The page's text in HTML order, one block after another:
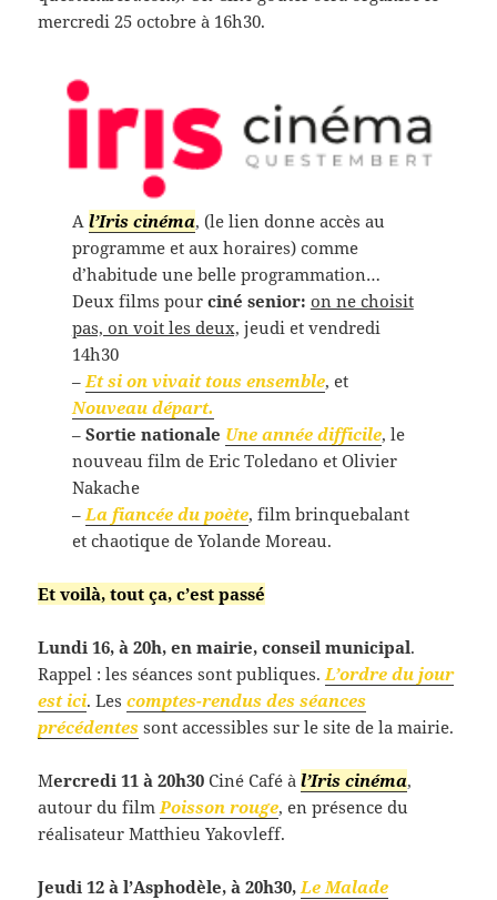
mercredi 25 octobre à 16h30.
A l’Iris cinéma, (le lien donne accès au
programme et aux horaires) comme
d’habitude une belle programmation…
Deux films pour ciné senior: on ne choisit
pas, on voit les deux, jeudi et vendredi
14h30
–Et si on vivait tous ensemble, et
Nouveau départ.
– Sortie nationale Une année difficile, le
nouveau film de Eric Toledano et Olivier
Nakache
–La fiancée du poète, film brinquebalant
et chaotique de Yolande Moreau.
Et voilà, tout ça, c’est passé
Lundi 16, à 20h, en mairie, conseil municipal.
Rappel : les séances sont publiques.L’ordre du jour
est ici. Lescomptes-rendus des séances
précédentes sont accessibles sur le site de la mairie.
Mercredi 11 à 20h30 Ciné Café àl’Iris cinéma,
autour du filmPoisson rouge, en présence du
réalisateur Matthieu Yakovleff.
Jeudi 12 à l’Asphodèle, à 20h30,Le Malade